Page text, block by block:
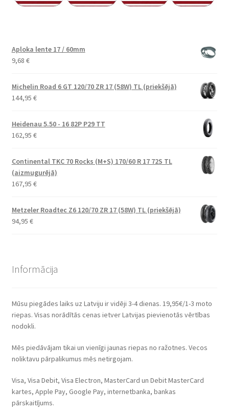
Aploka lente 17 / 60mm
9,68 €
Michelin Road 6 GT 120/70 ZR 17 (58W) TL (priekšējā)
144,95 €
Heidenau 5.50 - 16 82P P29 TT
162,95 €
Continental TKC 70 Rocks (M+S) 170/60 R 17 72S TL
(aizmugurējā)
167,95 €
Metzeler Roadtec Z6 120/70 ZR 17 (58W) TL (priekšējā)
94,95 €
Informācija
Mūsu piegādes laiks uz Latviju ir vidēji 3-4 dienas. 19,95€/1-3 moto
riepas. Visas norādītās cenas ietver Latvijas pievienotās vērtības
nodokli.
Mēs piedāvājam tikai un vienīgi jaunas riepas no ražotnes. Vecos
noliktavu pārpalikumus mēs netirgojam.
Visa, Visa Debit, Visa Electron, MasterCard un Debit MasterCard
kartes, Apple Pay, Google Pay, internetbanka, bankas
pārskaitījums.